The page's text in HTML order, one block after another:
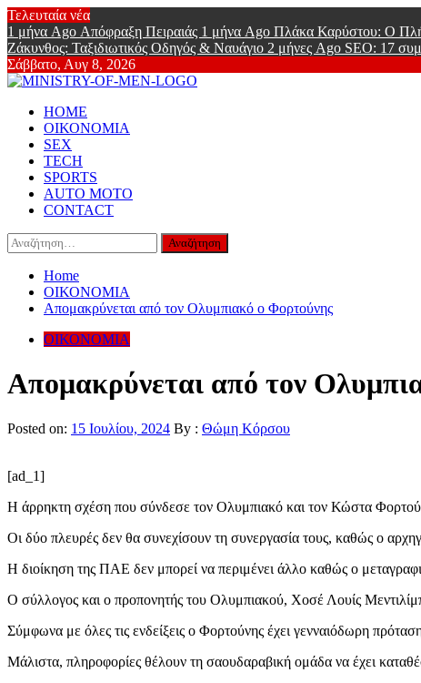
Skip
to
content
Τελευταία νέα
1 μήνα Ago Απόφραξη Πειραιάς 1 μήνα Ago Πλάκα Καρύστου: Ο
Ζάκυνθος: Ταξιδιωτικός Οδηγός & Ναυάγιο 2 μήνες Ago SEO: 17
Σάββατο, Αυγ 8, 2026
Online Lifestyle περιοδικό για Aνδρες
Primary
Menu
HOME
ΟΙΚΟΝΟΜΙΑ
SEX
TECH
SPORTS
AUTO MOTO
CONTACT
Αναζήτηση
για:
Home
ΟΙΚΟΝΟΜΙΑ
Απομακρύνεται από τον Ολυμπιακό ο Φορτούνης
ΟΙΚΟΝΟΜΙΑ
Απομακρύνεται από τον
Posted on: 15 Ιουλίου, 2024 By : Θώμη Κόρσου
[ad_1]
Η άρρηκτη σχέση που σύνδεσε τον Ολυμπιακό και τον Κώστα
Οι δύο πλευρές δεν θα συνεχίσουν τη συνεργασία τους, καθώς ο
Η διοίκηση της ΠΑΕ δεν μπορεί να περιμένει άλλο καθώς ο
Ο σύλλογος και ο προπονητής του Ολυμπιακού, Χοσέ Λουίς
Σύμφωνα με όλες τις ενδείξεις ο Φορτούνης έχει γενναιόδωρη
Μάλιστα, πληροφορίες θέλουν τη σαουδαραβική ομάδα να έχει